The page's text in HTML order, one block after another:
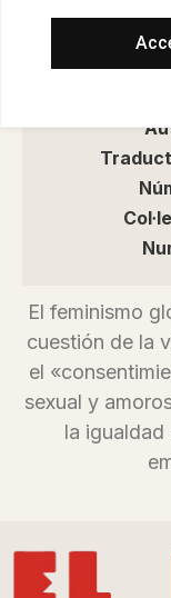
El feminismo
cuestión de la
el
sexual y
la igualdad